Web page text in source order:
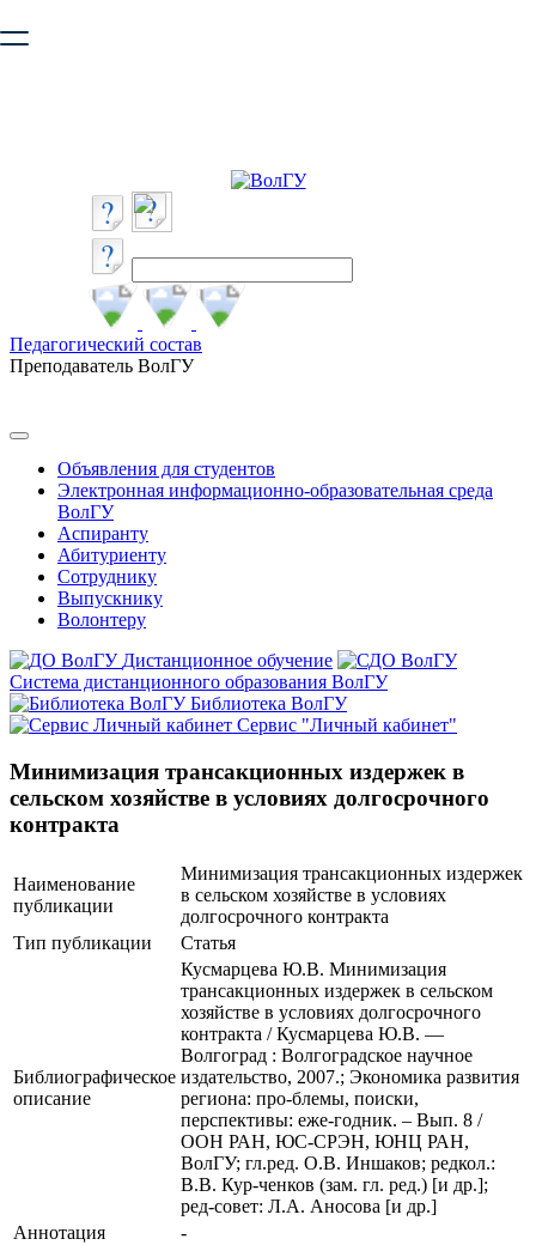
безопасную работу с сайтом. Пожалуйста
Педагогический состав
Преподаватель ВолГУ
Объявления для студентов
Электронная информационно-образовательная среда
ВолГУ
Аспиранту
Абитуриенту
Сотруднику
Выпускнику
Волонтеру
Дистанционное обучение
Система дистанционного образования ВолГУ
Библиотека ВолГУ
Сервис "Личный кабинет"
Минимизация трансакционных издержек в
сельском хозяйстве в условиях долгосрочного
контракта
Наименование
публикации
Минимизация трансакционных издержек
в сельском хозяйстве в условиях
долгосрочного контракта
Тип публикации
Статья
Библиографическое
описание
Кусмарцева Ю.В. Минимизация
трансакционных издержек в сельском
хозяйстве в условиях долгосрочного
контракта / Кусмарцева Ю.В. —
Волгоград : Волгоградское научное
издательство, 2007.; Экономика развития
региона: про-блемы, поиски,
перспективы: еже-годник. – Вып. 8 /
ООН РАН, ЮС-СРЭН, ЮНЦ РАН,
ВолГУ; гл.ред. О.В. Иншаков; редкол.:
В.В. Кур-ченков (зам. гл. ред.) [и др.];
ред-совет: Л.А. Аносова [и др.]
Аннотация
-